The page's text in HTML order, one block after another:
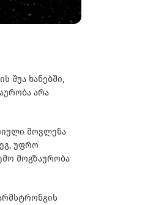
შუა ხანებში,
არა
მოვლენა
უფრო
მოგზაურობა